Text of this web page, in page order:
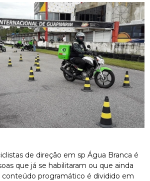
de direção em sp Água Branca é
que já se habilitaram ou que ainda
conteúdo programático é dividido em